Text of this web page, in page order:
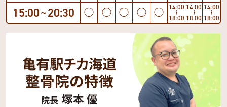
15:00 〜 20:30 ◯ ◯ ◯ ◯ ◯ 14:00
〜
18:00
14:00
〜
18:00
14:00
〜
18:00
亀有駅チカ海道
整骨院の特徴
院長 塚本 優